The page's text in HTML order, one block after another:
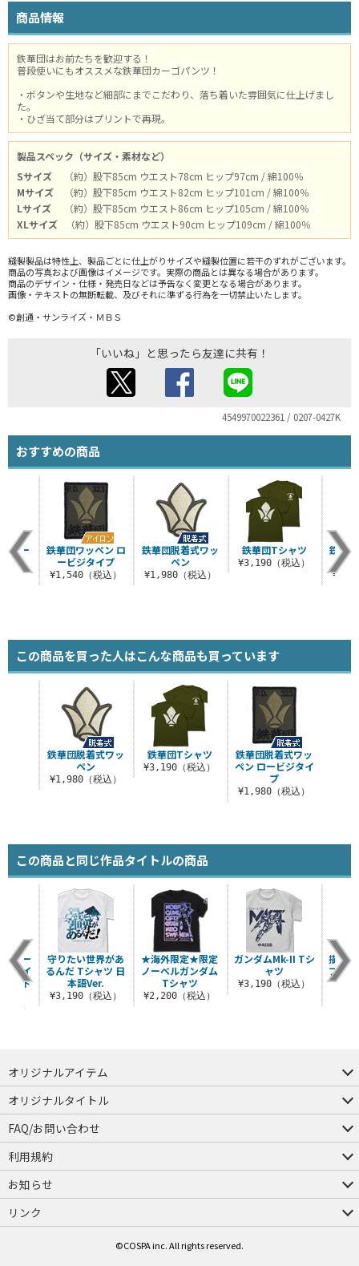
商品情報
鉄華団はお前たちを歓迎する！
普段使いにもオススメな鉄華団カーゴパンツ！
・ボタンや生地など細部にまでこだわり、落ち着いた雰囲気に仕上げまし
た。
・ひざ当て部分はプリントで再現。
製品スペック（サイズ・素材など）
Sサイズ
（約）股下85cm ウエスト78cm ヒップ97cm / 綿100％
Mサイズ
（約）股下85cm ウエスト82cm ヒップ101cm / 綿100％
Lサイズ
（約）股下85cm ウエスト86cm ヒップ105cm / 綿100％
XLサイズ
（約）股下85cm ウエスト90cm ヒップ109cm / 綿100％
縫製製品は特性上、製品ごとに仕上がりサイズや縫製位置に若干のずれがございます。
商品の写真および画像はイメージです。実際の商品とは異なる場合があります。
商品のデザイン・仕様・発売日などは予告なく変更となる場合があります。
画像・テキストの無断転載、及びそれに準ずる行為を一切禁止いたします。
©創通・サンライズ・ＭＢＳ
「いいね」と思ったら友達に共有！
4549970022361 / 0207-0427K
おすすめの商品
鉄華団脱着式ワッ
ペン
¥1,980（税込）
鉄華団Tシャツ
¥3,190（税込）
鉄華
ダー
込）
鉄華団ワッペン ロ
ービジタイプ
¥1,540（税込）
この商品を買った人はこんな商品も買っています
鉄華団Tシャツ
¥3,190（税込）
鉄華団脱着式ワッ
ペン ロービジタイ
プ
¥1,980（税込）
鉄華団脱着式ワッ
ペン
¥1,980（税込）
この商品と同じ作品タイトルの商品
★海外限定★限定
ノーベルガンダム
Tシャツ
¥2,200（税込）
ガンダムMk-II Tシ
ャツ
¥3,190（税込）
描き
ブラ
応
ノー
ザイ
上下
込）
守りたい世界があ
るんだ Tシャツ 日
本語Ver.
¥3,190（税込）
オリジナルアイテム
つままれ
つかまれ
ピョコッテ
オリジナルタイトル
アイテムヤ
ミスカトニック大學購買部
FAQ/お問い合わせ
FAQ
お問い合わせ
利用規約
会員規約・ポイント規約
特定商取引法に関する表示
プライバシーポリシー
お知らせ
店舗情報
採用情報
発売日変更のお知らせ
販売代理店・取扱店募集
海外のご案内（English）
リンク
©COSPA inc. All rights reserved.